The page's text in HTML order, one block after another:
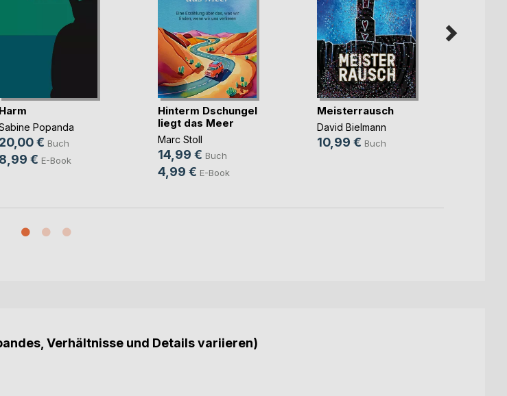
Harm
Popanda
20,00 € Buch
8,99 € E-Book
Hinterm Dschungel
liegt das Meer
Marc Stoll
14,99 € Buch
4,99 € E-Book
Meisterrausch
David Bielmann
10,99 € Buch
Verhältnisse und Details variieren)